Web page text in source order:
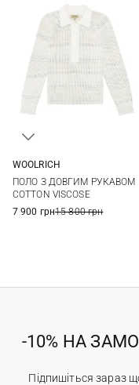
WOOLRICH
ПОЛО З ДОВГИМ РУКАВОМ
COTTON VISCOSE
7 900 грн15 800 грн
-10% НА
Підпишіться зараз